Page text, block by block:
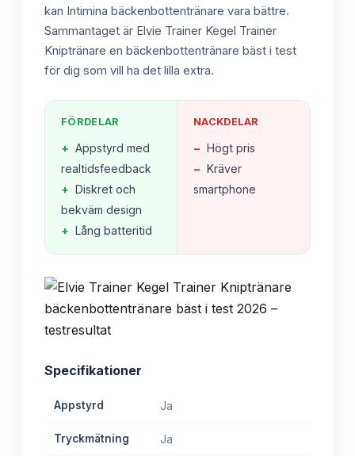
kan Intimina bäckenbottentränare vara bättre.
Sammantaget är Elvie Trainer Kegel Trainer
Kniptränare en bäckenbottentränare bäst i test
för dig som vill ha det lilla extra.
FÖRDELAR
+ Appstyrd med
realtidsfeedback
+ Diskret och
bekväm design
+ Lång batteritid
NACKDELAR
− Högt pris
− Kräver
smartphone
Specifikationer
Appstyrd Ja
Tryckmätning Ja